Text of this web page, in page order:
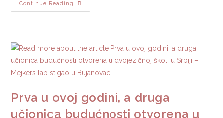
Continue Reading
Prva u ovoj godini, a druga
učionica budućnosti otvorena u